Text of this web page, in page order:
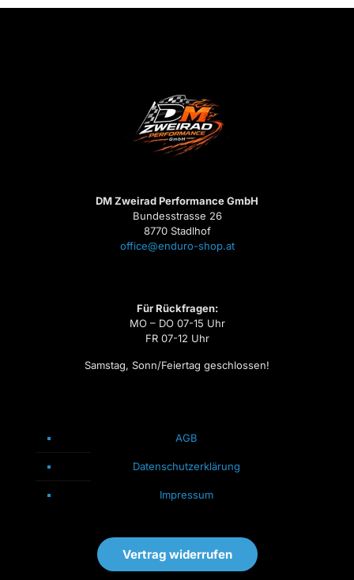
DM Zweirad Performance GmbH
Bundesstrasse 26
8770 Stadlhof
office@enduro-shop.at
Für Rückfragen:
MO – DO 07-15 Uhr
FR 07-12 Uhr
Samstag, Sonn/Feiertag geschlossen!
AGB
Datenschutzerklärung
Impressum
Vertrag widerrufen